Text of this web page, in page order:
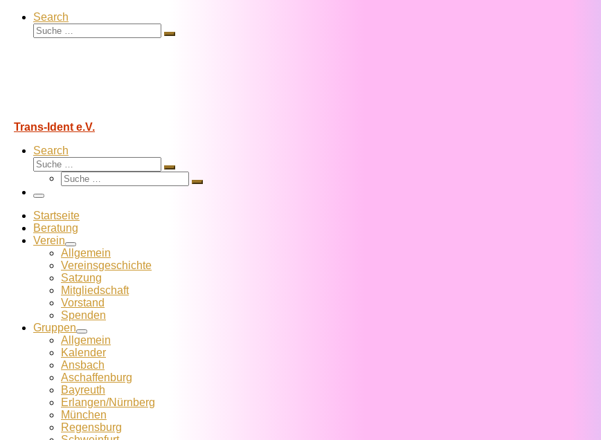
Search
Suche
Suche
Trans-Ident e.V.
Search
Suche
Suche
Suche
Suche
Menü
Startseite
Beratung
Verein
Allgemein
Vereins­geschichte
Satzung
Mitglied­schaft
Vorstand
Spenden
Gruppen
Allgemein
Kalender
Ansbach
Aschaffenburg
Bayreuth
Erlangen/Nürnberg
München
Regensburg